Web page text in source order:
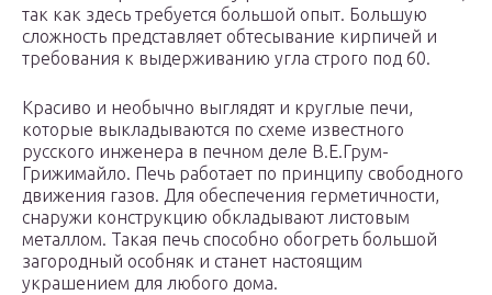
так как здесь требуется большой опыт. Большую
сложность представляет обтесывание кирпичей и
требования к выдерживанию угла строго под 60.
Красиво и необычно выглядят и круглые печи,
которые выкладываются по схеме известного
русского инженера в печном деле В.Е.Грум-
Грижимайло. Печь работает по принципу свободного
движения газов. Для обеспечения герметичности,
снаружи конструкцию обкладывают листовым
металлом. Такая печь способно обогреть большой
загородный особняк и станет настоящим
украшением для любого дома.